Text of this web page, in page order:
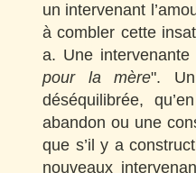
un intervenant
à combler cette
a. Une
pour la mère".
déséquilibrée,
abandon ou une
que s’il y a
nouveaux